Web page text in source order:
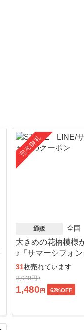
完売御礼
通販 全国
大きめの花柄模様
♪「サマーシフォン
31枚売れています
3,940円
1,480 円 62%OFF